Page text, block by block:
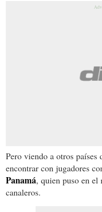
Pero viendo a otros países
encontrar con jugadores
Panamá, quien puso en
canaleros.